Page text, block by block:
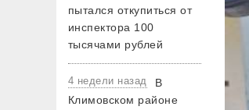
пытался откупиться от
инспектора 100
тысячами рублей
4 недели назад
В
Климовском районе